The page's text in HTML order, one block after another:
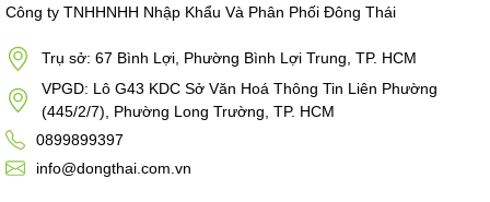
Công ty TNHHNHH Nhập Khẩu Và Phân Phối Đông Thái
Trụ sở: 67 Bình Lợi, Phường Bình Lợi Trung, TP. HCM
VPGD: Lô G43 KDC Sở Văn Hoá Thông Tin Liên Phường
(445/2/7), Phường Long Trường, TP. HCM
0899899397
info@dongthai.com.vn